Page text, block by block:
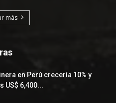
más
en Perú crecería 10% y
US$ 6,400...